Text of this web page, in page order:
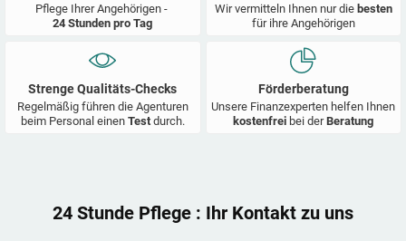
Pflege Ihrer Angehörigen -
24 Stunden pro Tag
Wir vermitteln Ihnen nur die besten
für ihre Angehörigen
Strenge Qualitäts-Checks
Regelmäßig führen die Agenturen
beim Personal einen Test durch.
Förderberatung
Unsere Finanzexperten helfen Ihnen
kostenfrei bei derBeratung
24 Stunde Pflege : Ihr Kontakt zu uns